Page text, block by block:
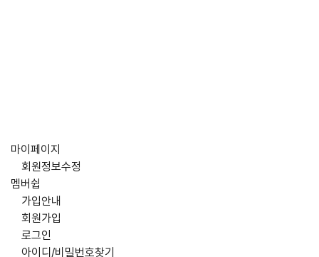
마이페이지
회원정보수정
멤버쉽
가입안내
회원가입
로그인
아이디/비밀번호찾기